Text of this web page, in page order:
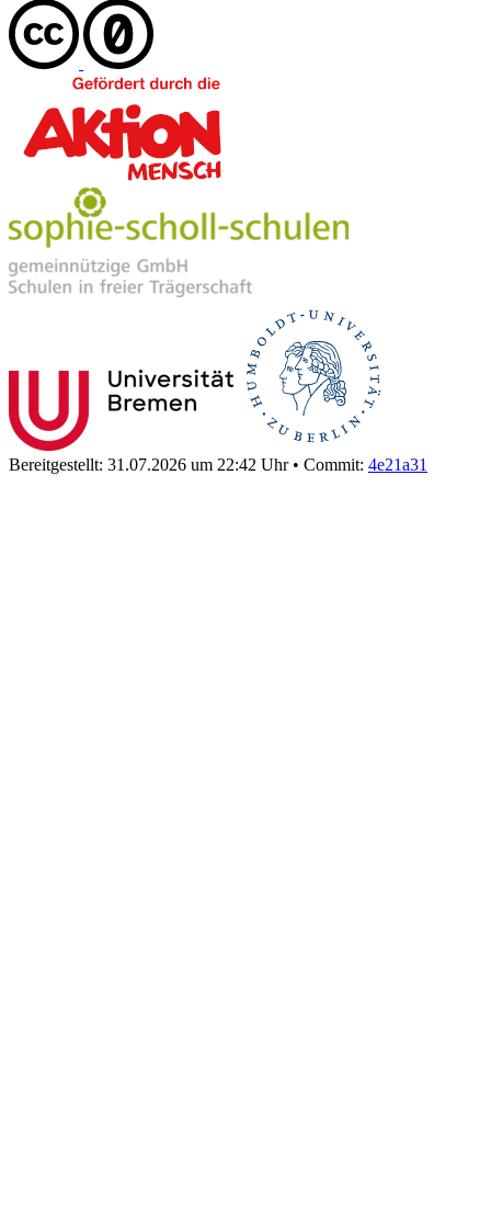
Bereitgestellt: 31.07.2026 um 22:42 Uhr • Commit: 4e21a31